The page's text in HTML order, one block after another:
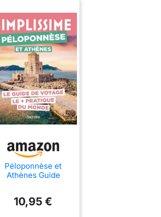
Péloponnèse et
Athènes Guide
10,95 €